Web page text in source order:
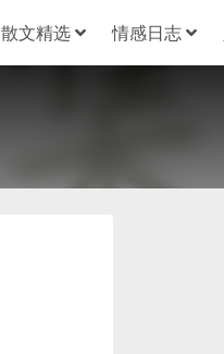
散文精选 情感日志